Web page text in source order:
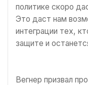
политике скоро
Это даст нам
интеграции тех,
защите и
Вегнер призвал